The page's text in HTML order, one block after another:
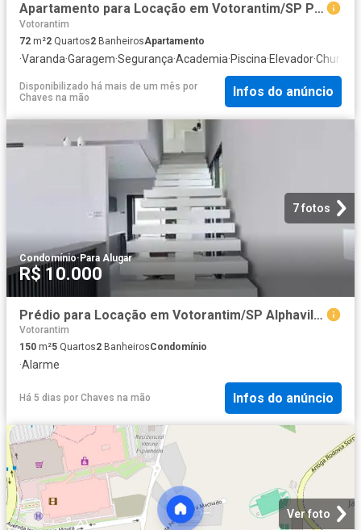
Apartamento para Locação em Votorantim/SP Parque Morumbi 2 Quartos
Votorantim
72 m²2 Quartos2 BanheirosApartamento
·Varanda·Garagem·Segurança·Academia·Piscina·Elevador·
Disponibilizado há mais de um mês por
Chaves na mão
Infos do anúncio
7 fotos
Condomínio·Para Alugar
R$ 10.000
Prédio para Locação em Votorantim/SP Alphaville Nova Esplanada 3 5 Quartos
Votorantim
150 m²5 Quartos2 BanheirosCondomínio
·Alarme
Há 5 dias por Chaves na mão Infos do anúncio
Ver foto